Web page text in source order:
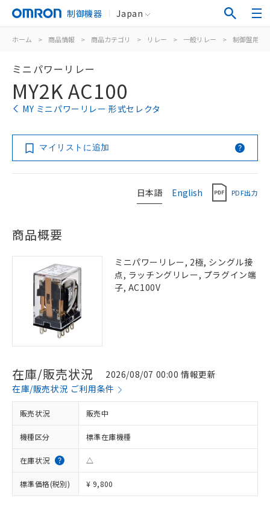
制御機器 Japan
ホーム > 商品情報 > 商品カテゴリ > リレー > 一般リレー > 制御盤用
ミニパワーリレー
MY2K AC100
MY ミニパワーリレー 形式セレクタ
マイリストに追加
日本語 English PDF出力
商品概要
ミニパワーリレー, 2極, シングル接
点, ラッチングリレー, プラグイン端
子, AC100V
在庫/販売状況
2026/08/07 00:00 情報更新
在庫/販売状況 ご利用条件
販売状況 販売中
機種区分 標準在庫機種
在庫状況 △
標準価格(税別) ¥ 9,800